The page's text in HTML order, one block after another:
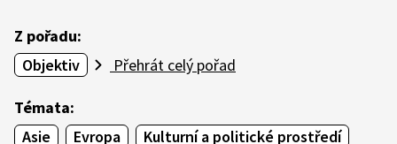
Z pořadu:
Objektiv
Přehrát celý pořad
Témata:
Asie
Evropa
Kulturní a politické prostředí